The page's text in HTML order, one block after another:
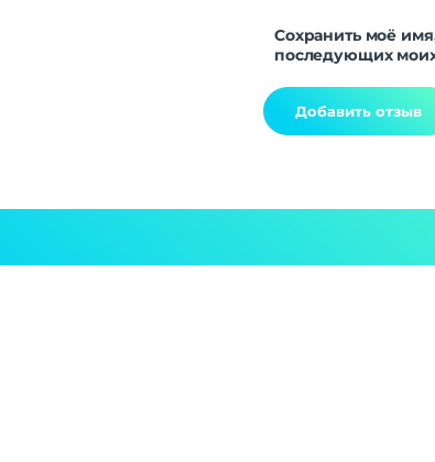
Сохранить моё
последующих